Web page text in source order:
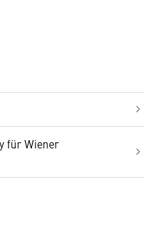
für Wiener